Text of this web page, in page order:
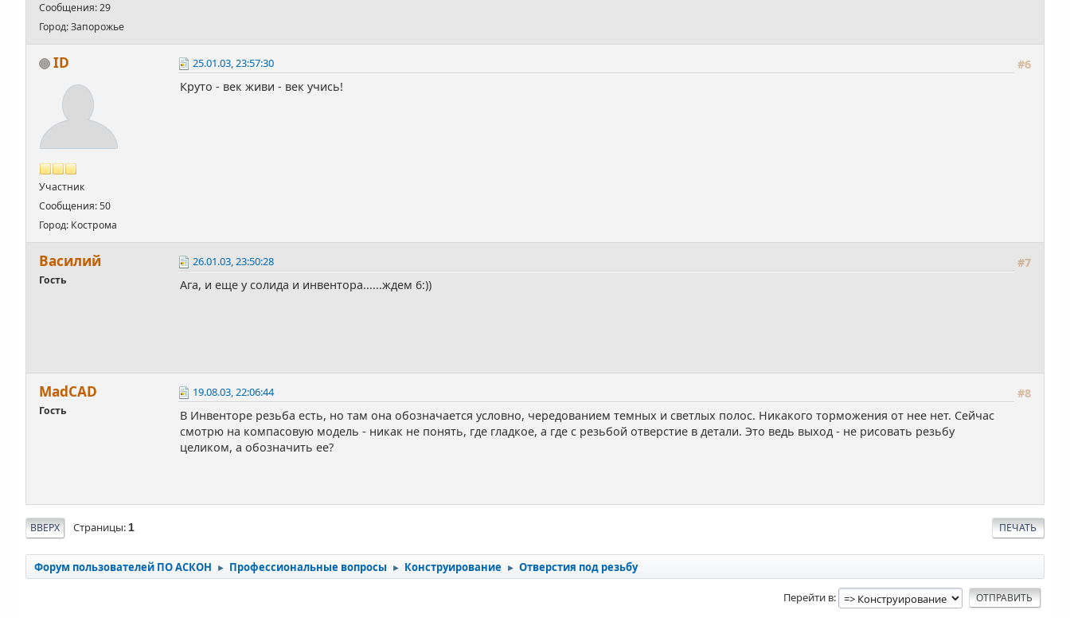
Сообщения: 29
Город: Запорожье
ID
Участник
Сообщения: 50
Город: Кострома
#6
25.01.03, 23:57:30
Круто - век живи - век учись!
Василий
Гость
#7
26.01.03, 23:50:28
Ага, и еще у солида и инвентора......ждем 6:))
MadCAD
Гость
#8
19.08.03, 22:06:44
В Инвенторе резьба есть, но там она обозначается условно, чередованием темных и светлых полос. Никакого торможения от нее нет. Сейчас
смотрю на компасовую модель - никак не понять, где гладкое, а где с резьбой отверстие в детали. Это ведь выход - не рисовать резьбу
целиком, а обозначить ее?
ПЕЧАТЬ
ВВЕРХ Страницы 1
Форум пользователей ПО АСКОН ► Профессиональные вопросы ► Конструирование ► Отверстия под резьбу
Перейти в